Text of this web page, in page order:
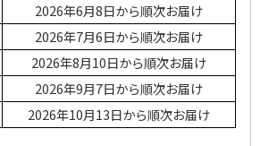
30th
マス
アニメ『ジョジョの
奇妙な冒険 黄金の
風』チョコラータと
令和八年七月場所
優勝力士純金製小判
【安青錦】
2026年6月8日から順次お届け
2026年7月6日から順次お届け
2026年8月10日から順次お届け
2026年9月7日から順次お届け
2026年10月13日から順次お届け